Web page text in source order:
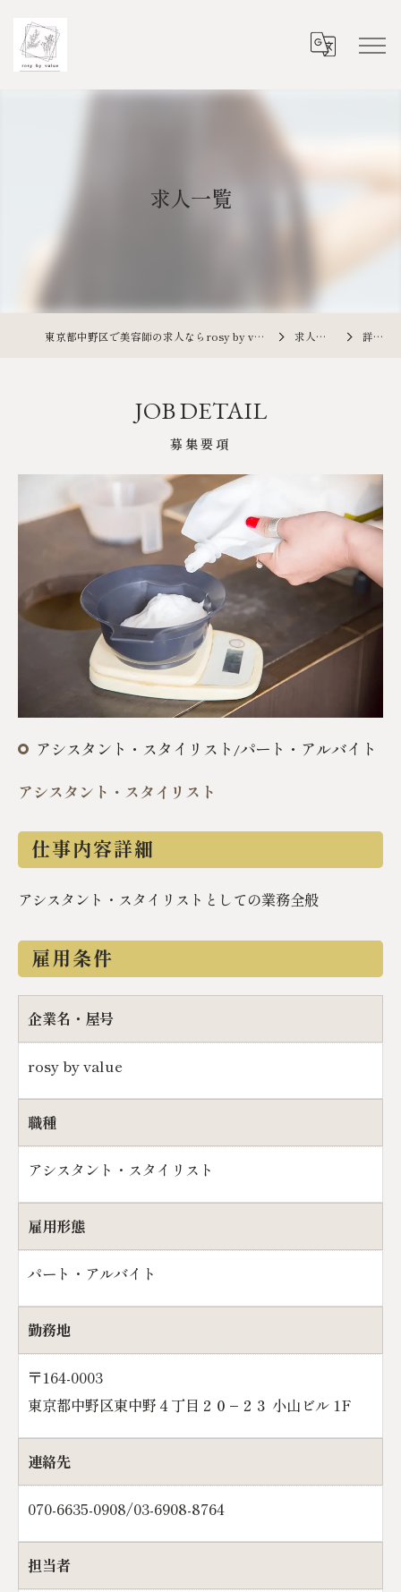
求人一覧
東京都中野区で美容師の求人ならrosy by value 求人一覧 詳細
募集要項
JOB DETAIL
アシスタント・スタイリスト/パート・アルバイト
アシスタント・スタイリスト
仕事内容詳細
アシスタント・スタイリストとしての業務全般
雇用条件
企業名・屋号
rosy by value
職種
アシスタント・スタイリスト
雇用形態
パート・アルバイト
勤務地
〒164-0003
東京都中野区東中野４丁目２０−２３ 小山ビル 1F
連絡先
070-6635-0908/03-6908-8764
担当者